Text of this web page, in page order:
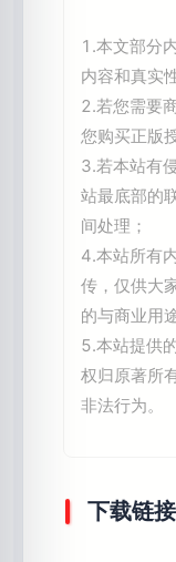
1.本文部分
内容和真实
2.若您需要
您购买正版
3.若本站有
站最底部的
间处理；
4.本站所有
传，仅供大
的与商业用
5.本站提供
权归原著所
非法行为。
下载链接